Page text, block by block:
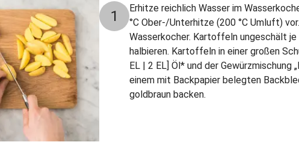
1
Erhitze reichlich Wasser im
°C Ober-/Unterhitze (200 °C Umluft)
Wasserkocher. Kartoffeln ungeschält
halbieren. Kartoffeln in einer großen
EL | 2 EL] Öl* und der Gewürzmischung
einem mit Backpapier belegten
goldbraun backen.